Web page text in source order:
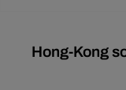
Hong-Kong